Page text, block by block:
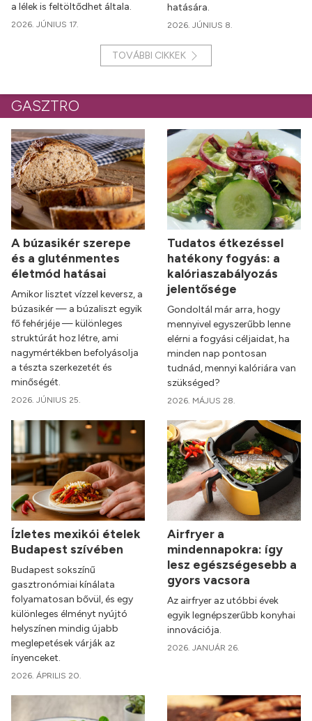
a lélek is feltöltődhet általa.
2026. JÚNIUS 17.
hatására.
2026. JÚNIUS 8.
TOVÁBBI CIKKEK
GASZTRO
A búzasikér szerepe
és a gluténmentes
életmód hatásai
Amikor lisztet vízzel keversz, a
búzasikér — a búzaliszt egyik
fő fehérjéje — különleges
struktúrát hoz létre, ami
nagymértékben befolyásolja
a tészta szerkezetét és
minőségét.
2026. JÚNIUS 25.
Tudatos étkezéssel
hatékony fogyás: a
kalóriaszabályozás
jelentősége
Gondoltál már arra, hogy
mennyivel egyszerűbb lenne
elérni a fogyási céljaidat, ha
minden nap pontosan
tudnád, mennyi kalóriára van
szükséged?
2026. MÁJUS 28.
Ízletes mexikói ételek
Budapest szívében
Budapest sokszínű
gasztronómiai kínálata
folyamatosan bővül, és egy
különleges élményt nyújtó
helyszínen mindig újabb
meglepetések várják az
ínyenceket.
2026. ÁPRILIS 20.
Airfryer a
mindennapokra: így
lesz egészségesebb a
gyors vacsora
Az airfryer az utóbbi évek
egyik legnépszerűbb konyhai
innovációja.
2026. JANUÁR 26.